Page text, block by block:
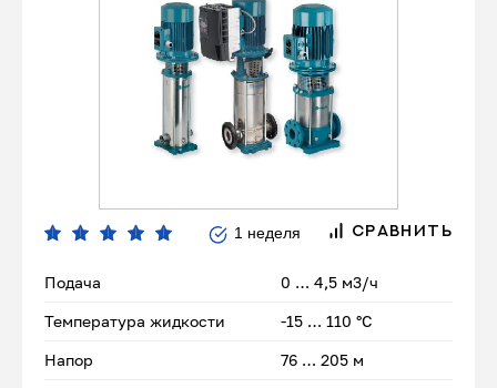
1 неделя СРАВНИТЬ
Подача 0 … 4,5 м3/ч
Температура жидкости -15 … 110 °C
Напор 76 … 205 м